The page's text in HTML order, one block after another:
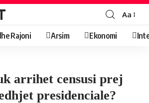
Aa
Rajoni Arsim Ekonomi
arrihet censusi prej
presidenciale?